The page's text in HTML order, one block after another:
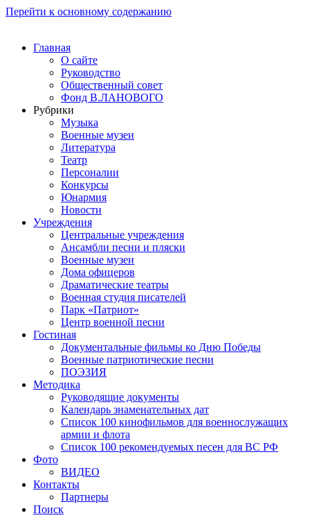
Перейти к основному содержанию
Главная
О сайте
Руководство
Общественный совет
Фонд В.ЛАНОВОГО
Рубрики
Музыка
Военные музеи
Литература
Театр
Персоналии
Конкурсы
Юнармия
Новости
Учреждения
Центральные учреждения
Ансамбли песни и пляски
Военные музеи
Дома офицеров
Драматические театры
Военная студия писателей
Парк «Патриот»
Центр военной песни
Гостиная
Документальные фильмы ко Дню Победы
Военные патриотические песни
ПОЭЗИЯ
Методика
Руководящие документы
Календарь знаменательных дат
Список 100 кинофильмов для военнослужащих
армии и флота
Список 100 рекомендуемых песен для ВС РФ
Фото
ВИДЕО
Контакты
Партнеры
Поиск